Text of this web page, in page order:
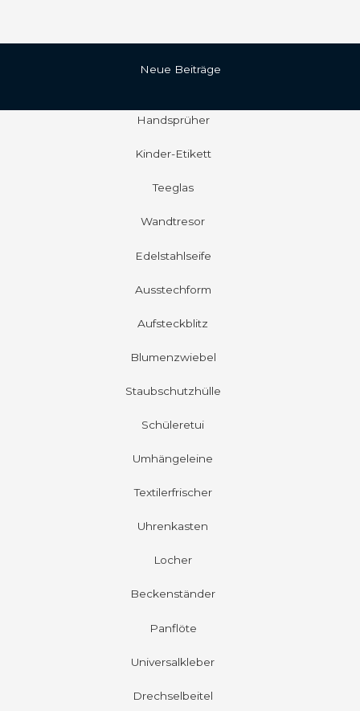
Neue Beiträge
Handsprüher
Kinder-Etikett
Teeglas
Wandtresor
Edelstahlseife
Ausstechform
Aufsteckblitz
Blumenzwiebel
Staubschutzhülle
Schüleretui
Umhängeleine
Textilerfrischer
Uhrenkasten
Locher
Beckenständer
Panflöte
Universalkleber
Drechselbeitel